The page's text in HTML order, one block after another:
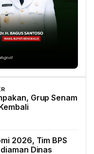
Grup Senam
2026, Tim BPS
Dinas